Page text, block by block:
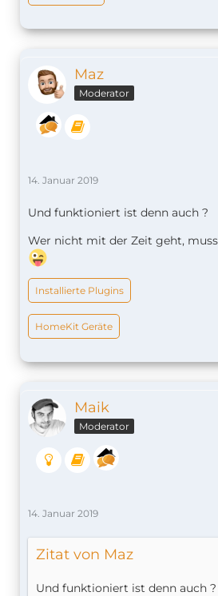
Maz
Moderator
14. Januar 2019
Und funktioniert ist denn auch ?
Wer nicht mit der Zeit geht,
Installierte Plugins
HomeKit Geräte
Maik
Moderator
14. Januar 2019
Zitat von Maz
Und funktioniert ist denn auch ?